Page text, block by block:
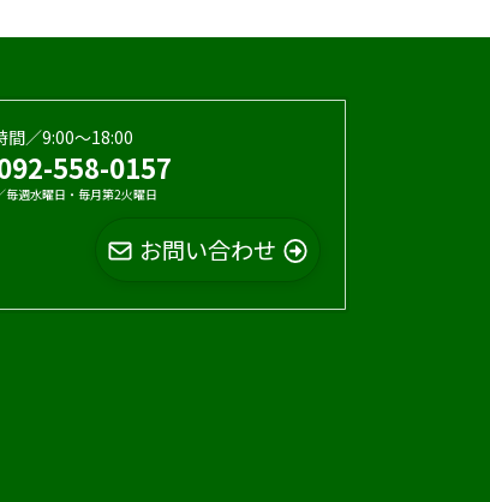
間／9:00〜18:00
558-0157
毎週水曜日・毎月第2火曜日
お問い合わせ